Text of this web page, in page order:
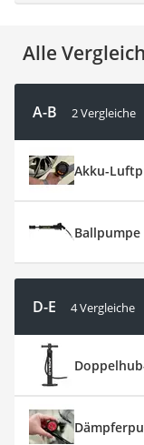
Alle
A-B 2 Vergleiche
Akku-
Ballpumpe
D-E 4 Vergleiche